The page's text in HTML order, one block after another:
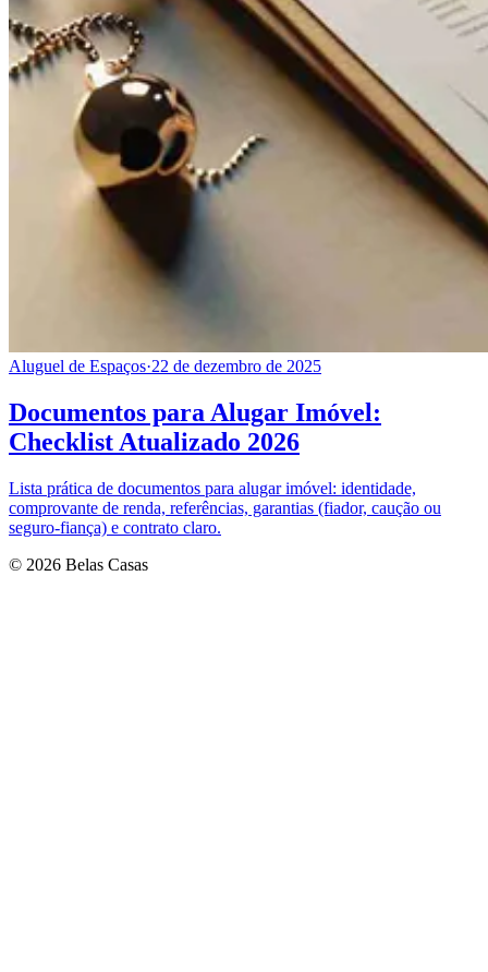
Aluguel de Espaços·22 de dezembro de 2025
Documentos para Alugar Imóvel:
Checklist Atualizado 2026
Lista prática de documentos para alugar imóvel: identidade,
comprovante de renda, referências, garantias (fiador, caução ou
seguro-fiança) e contrato claro.
© 2026 Belas Casas